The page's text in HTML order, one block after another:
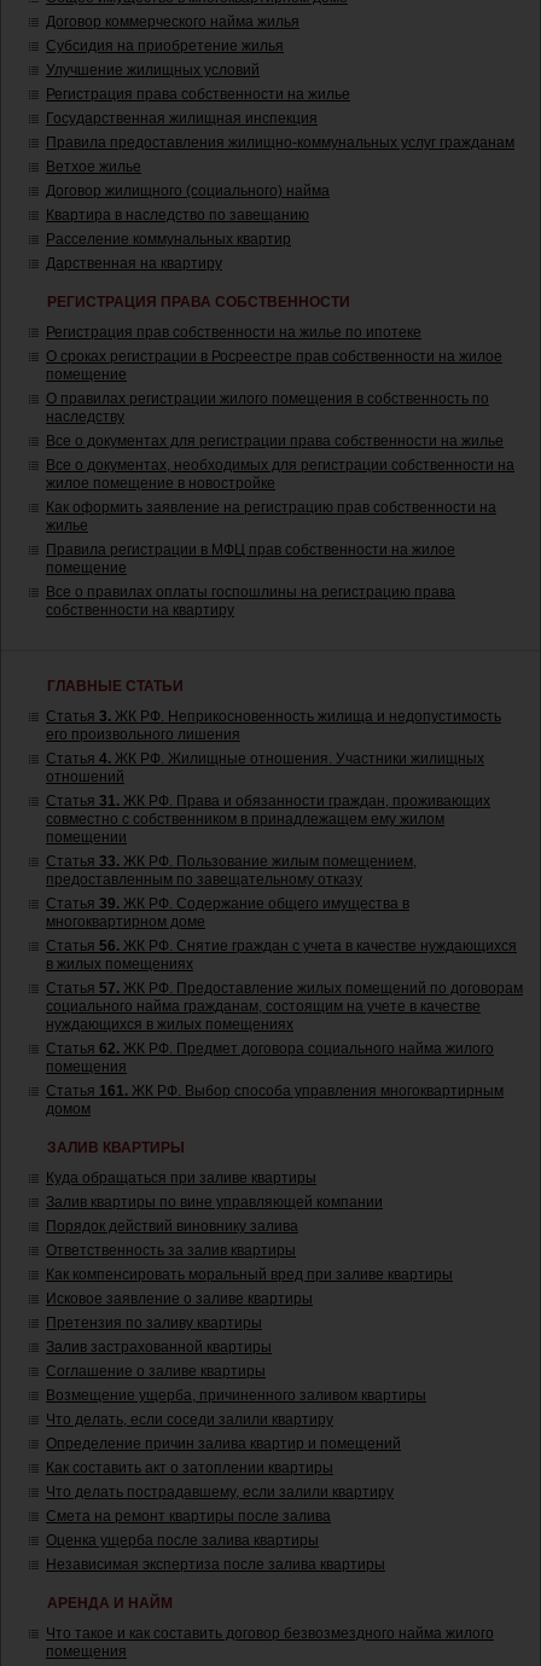
Договор коммерческого найма жилья
Субсидия на приобретение жилья
Улучшение жилищных условий
Регистрация права собственности на жилье
Государственная жилищная инспекция
Правила предоставления жилищно-коммунальных услуг гражданам
Ветхое жилье
Договор жилищного (социального) найма
Квартира в наследство по завещанию
Расселение коммунальных квартир
Дарственная на квартиру
РЕГИСТРАЦИЯ ПРАВА СОБСТВЕННОСТИ
Регистрация прав собственности на жилье по ипотеке
О сроках регистрации в Росреестре прав собственности на жилое
помещение
О правилах регистрации жилого помещения в собственность по
наследству
Все о документах для регистрации права собственности на жилье
Все о документах, необходимых для регистрации собственности на
жилое помещение в новостройке
Как оформить заявление на регистрацию прав собственности на
жилье
Правила регистрации в МФЦ прав собственности на жилое
помещение
Все о правилах оплаты госпошлины на регистрацию права
собственности на квартиру
ГЛАВНЫЕ СТАТЬИ
Статья 3. ЖК РФ. Неприкосновенность жилища и недопустимость
его произвольного лишения
Статья 4. ЖК РФ. Жилищные отношения. Участники жилищных
отношений
Статья 31. ЖК РФ. Права и обязанности граждан, проживающих
совместно с собственником в принадлежащем ему жилом
помещении
Статья 33. ЖК РФ. Пользование жилым помещением,
предоставленным по завещательному отказу
Статья 39. ЖК РФ. Содержание общего имущества в
многоквартирном доме
Статья 56. ЖК РФ. Снятие граждан с учета в качестве нуждающихся
в жилых помещениях
Статья 57. ЖК РФ. Предоставление жилых помещений по договорам
социального найма гражданам, состоящим на учете в качестве
нуждающихся в жилых помещениях
Статья 62. ЖК РФ. Предмет договора социального найма жилого
помещения
Статья 161. ЖК РФ. Выбор способа управления многоквартирным
домом
ЗАЛИВ КВАРТИРЫ
Куда обращаться при заливе квартиры
Залив квартиры по вине управляющей компании
Порядок действий виновнику залива
Ответственность за залив квартиры
Как компенсировать моральный вред при заливе квартиры
Исковое заявление о заливе квартиры
Претензия по заливу квартиры
Залив застрахованной квартиры
Соглашение о заливе квартиры
Возмещение ущерба, причиненного заливом квартиры
Что делать, если соседи залили квартиру
Определение причин залива квартир и помещений
Как составить акт о затоплении квартиры
Что делать пострадавшему, если залили квартиру
Смета на ремонт квартиры после залива
Оценка ущерба после залива квартиры
Независимая экспертиза после залива квартиры
АРЕНДА И НАЙМ
Что такое и как составить договор безвозмездного найма жилого
помещения